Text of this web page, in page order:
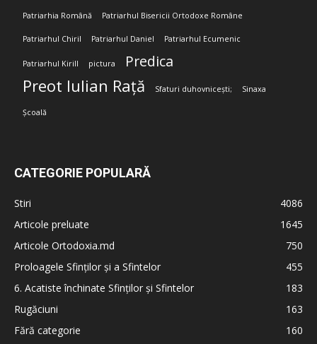
Patriarhia Română Patriarhul Bisericii Ortodoxe Române
Patriarhul Chiril Patriarhul Daniel Patriarhul Ecumenic
Patriarhul Kirill pictura Predica
Preot Iulian Rață Sfaturi duhovnicești; Sinaxa
Școală
CATEGORIE POPULARĂ
Stiri
4086
Articole preluate
1645
Articole Ortodoxia.md
750
Proloagele Sfinților și a Sfintelor
455
6. Acatiste închinate Sfinților și Sfintelor
183
Rugăciuni
163
Fără categorie
160